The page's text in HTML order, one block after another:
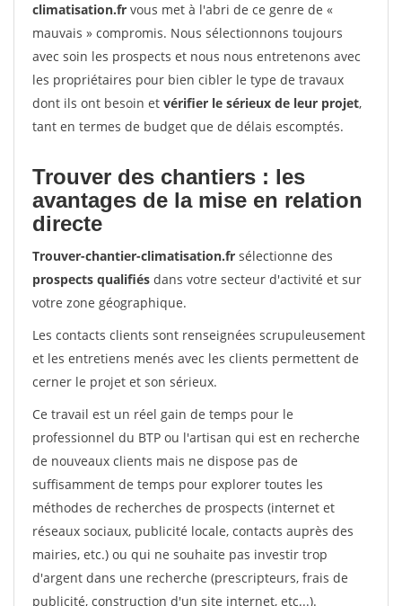
climatisation.fr vous met à l'abri de ce genre de «
mauvais » compromis. Nous sélectionnons toujours
avec soin les prospects et nous nous entretenons avec
les propriétaires pour bien cibler le type de travaux
dont ils ont besoin et vérifier le sérieux de leur projet,
tant en termes de budget que de délais escomptés.
Trouver des chantiers : les
avantages de la mise en relation
directe
Trouver-chantier-climatisation.fr sélectionne des
prospects qualifiés dans votre secteur d'activité et sur
votre zone géographique.
Les contacts clients sont renseignées scrupuleusement
et les entretiens menés avec les clients permettent de
cerner le projet et son sérieux.
Ce travail est un réel gain de temps pour le
professionnel du BTP ou l'artisan qui est en recherche
de nouveaux clients mais ne dispose pas de
suffisamment de temps pour explorer toutes les
méthodes de recherches de prospects (internet et
réseaux sociaux, publicité locale, contacts auprès des
mairies, etc.) ou qui ne souhaite pas investir trop
d'argent dans une recherche (prescripteurs, frais de
publicité, construction d'un site internet, etc...).